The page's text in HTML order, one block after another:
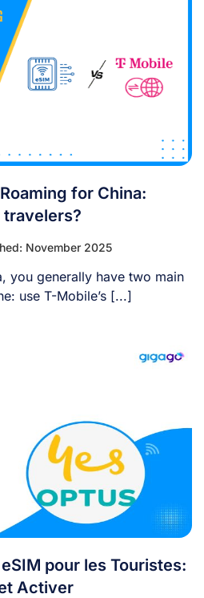
for China:
November 2025
you generally have two main
use T-Mobile’s [...]
pour les Touristes:
Activer